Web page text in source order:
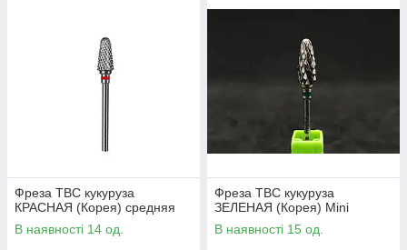
Фреза ТВС кукуруза
КРАСНАЯ (Корея) средняя
В наявності 14 од.
Фреза ТВС кукуруза
ЗЕЛЕНАЯ (Корея) Mini
В наявності 15 од.